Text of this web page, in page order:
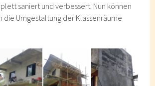
saniert und verbessert. Nun können
die Umgestaltung der Klassenräume